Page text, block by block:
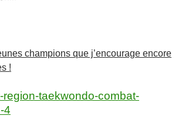
champions que j’encourage encore
!